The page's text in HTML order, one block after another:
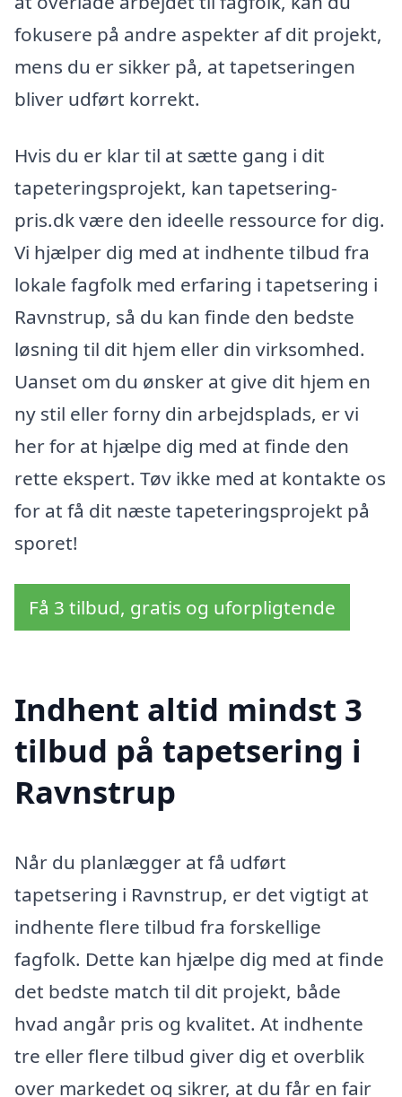
fokusere på andre aspekter af dit projekt,
mens du er sikker på, at tapetseringen
bliver udført korrekt.
Hvis du er klar til at sætte gang i dit
tapeteringsprojekt, kan tapetsering-
pris.dk være den ideelle ressource for dig.
Vi hjælper dig med at indhente tilbud fra
lokale fagfolk med erfaring i tapetsering i
Ravnstrup, så du kan finde den bedste
løsning til dit hjem eller din virksomhed.
Uanset om du ønsker at give dit hjem en
ny stil eller forny din arbejdsplads, er vi
her for at hjælpe dig med at finde den
rette ekspert. Tøv ikke med at kontakte os
for at få dit næste tapeteringsprojekt på
sporet!
Få 3 tilbud, gratis og uforpligtende
Indhent altid mindst 3
tilbud på tapetsering i
Ravnstrup
Når du planlægger at få udført
tapetsering i Ravnstrup, er det vigtigt at
indhente flere tilbud fra forskellige
fagfolk. Dette kan hjælpe dig med at finde
det bedste match til dit projekt, både
hvad angår pris og kvalitet. At indhente
tre eller flere tilbud giver dig et overblik
over markedet og sikrer, at du får en fair